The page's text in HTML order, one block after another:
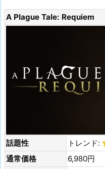
A Plague Tale: Requiem
話題性
トレンド:
通常価格
6,980円